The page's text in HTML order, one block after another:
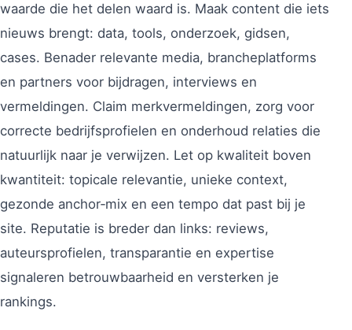
waarde die het delen waard is. Maak content die iets
nieuws brengt: data, tools, onderzoek, gidsen,
cases. Benader relevante media, brancheplatforms
en partners voor bijdragen, interviews en
vermeldingen. Claim merkvermeldingen, zorg voor
correcte bedrijfsprofielen en onderhoud relaties die
natuurlijk naar je verwijzen. Let op kwaliteit boven
kwantiteit: topicale relevantie, unieke context,
gezonde anchor‑mix en een tempo dat past bij je
site. Reputatie is breder dan links: reviews,
auteursprofielen, transparantie en expertise
signaleren betrouwbaarheid en versterken je
rankings.